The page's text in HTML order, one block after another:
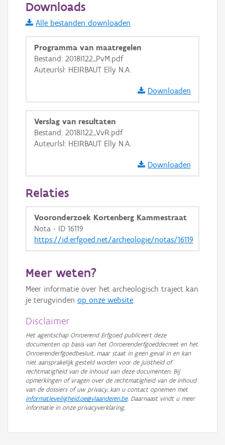
Downloads
Alle bestanden downloaden
Programma van maatregelen
Bestand: 2018I122_PvM.pdf
Auteur(s): HEIRBAUT Elly N.A.
Downloaden
Verslag van resultaten
Bestand: 2018I122_VvR.pdf
Auteur(s): HEIRBAUT Elly N.A.
Downloaden
Relaties
Vooronderzoek Kortenberg Kammestraat
Nota - ID 16119
https://id.erfgoed.net/archeologie/notas/16119
Meer weten?
Meer informatie over het archeologisch traject kan
je terugvinden op onze website.
Disclaimer
Het agentschap Onroerend Erfgoed publiceert deze
documenten op basis van het Onroerenderfgoeddecreet en het
Onroerenderfgoedbesluit, maar staat in geen geval in en kan
niet aansprakelijk gesteld worden voor de juistheid of
rechtmatigheid van de inhoud van deze documenten. Bij
opmerkingen of vragen over de rechtmatigheid van de inhoud
van de dossiers of uw privacy, kan u contact opnemen met
informatieveiligheid.oe@vlaanderen.be. Daarnaast vindt u meer
informatie in onze privacyverklaring.